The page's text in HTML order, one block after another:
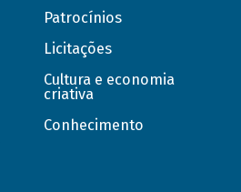
Patrocínios
Licitações
Cultura e economia
criativa
Conhecimento